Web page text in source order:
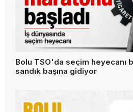
Bolu TSO'da seçim heyecanı
sandık başına gidiyor